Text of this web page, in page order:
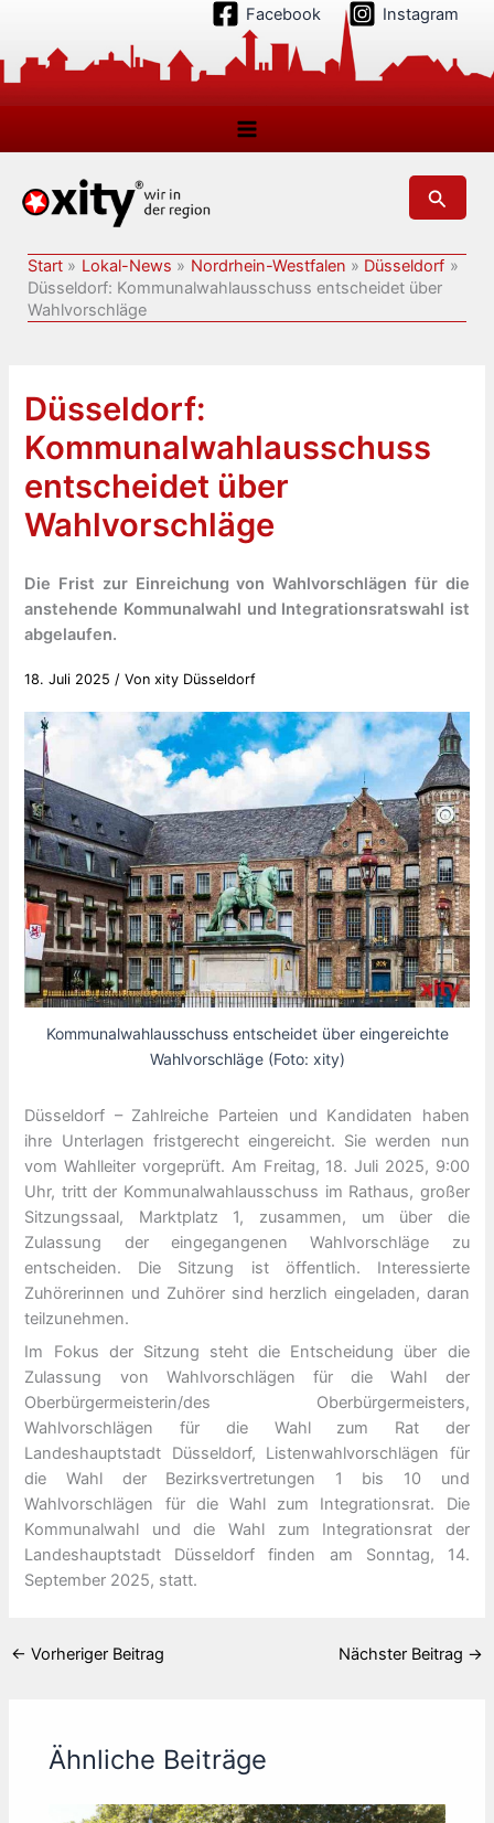
springen
Facebook Instagram
Suchen
Start Lokal-News Nordrhein-Westfalen
Düsseldorf
Düsseldorf: Kommunalwahlausschuss entscheidet über
Wahlvorschläge
Düsseldorf:
Kommunalwahlausschuss
entscheidet über
Wahlvorschläge
Die Frist zur Einreichung von Wahlvorschlägen für die
anstehende Kommunalwahl und Integrationsratswahl ist
abgelaufen.
18. Juli 2025 / Vonxity Düsseldorf
Kommunalwahlausschuss entscheidet über eingereichte
Wahlvorschläge (Foto: xity)
Düsseldorf – Zahlreiche Parteien und Kandidaten haben
ihre Unterlagen fristgerecht eingereicht. Sie werden nun
vom Wahlleiter vorgeprüft. Am Freitag, 18. Juli 2025, 9:00
Uhr, tritt der Kommunalwahlausschuss im Rathaus, großer
Sitzungssaal, Marktplatz 1, zusammen, um über die
Zulassung der eingegangenen Wahlvorschläge zu
entscheiden. Die Sitzung ist öffentlich. Interessierte
Zuhörerinnen und Zuhörer sind herzlich eingeladen, daran
teilzunehmen.
Im Fokus der Sitzung steht die Entscheidung über die
Zulassung von Wahlvorschlägen für die Wahl der
Oberbürgermeisterin/des Oberbürgermeisters,
Wahlvorschlägen für die Wahl zum Rat der
Landeshauptstadt Düsseldorf, Listenwahlvorschlägen für
die Wahl der Bezirksvertretungen 1 bis 10 und
Wahlvorschlägen für die Wahl zum Integrationsrat. Die
Kommunalwahl und die Wahl zum Integrationsrat der
Landeshauptstadt Düsseldorf finden am Sonntag, 14.
September 2025, statt.
← Vorheriger Beitrag Nächster Beitrag →
Ähnliche Beiträge